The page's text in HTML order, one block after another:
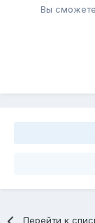
Вы
Перейти к